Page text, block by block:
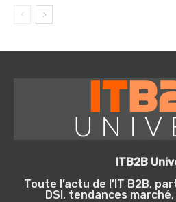
ITB2B
Toute l’actu de l’IT B2B,
DSI, tendances